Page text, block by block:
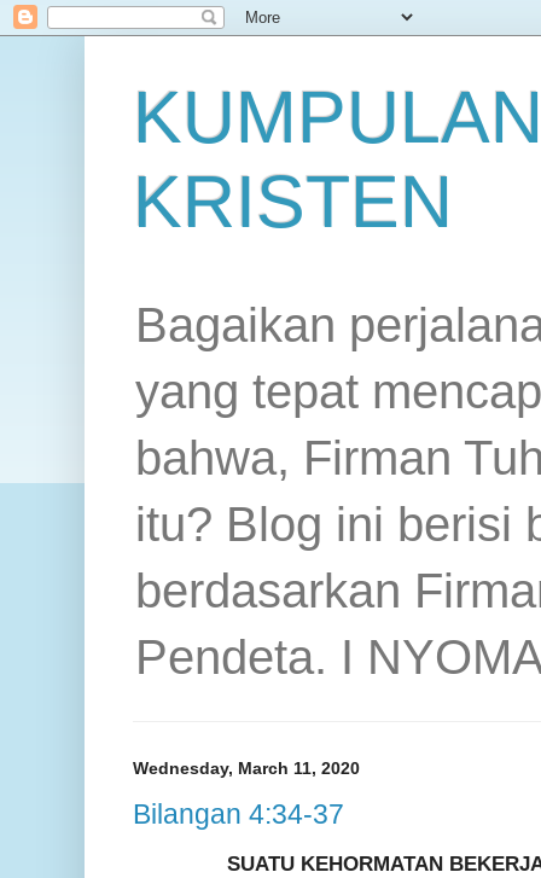
KRISTEN
Bagaikan
yang tepat
bahwa, Firman
itu? Blog ini berisi
berdasarkan
Pendeta. I
Wednesday, March 11, 2020
Bilangan 4:34-37
SUATU KEHORMATAN